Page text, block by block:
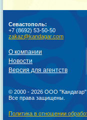
Севастополь:
+7 (8692) 53-50-50
zakaz@kandagar.com
О компании
Новости
Версия для агентств
© 2000 - 2026 ООО "Кандагар".
Все права защищены.
Политика в отношении